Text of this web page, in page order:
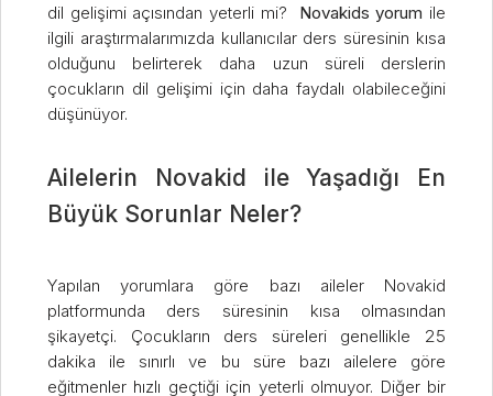
dil gelişimi açısından yeterli mi? Novakids yorum ile
ilgili araştırmalarımızda kullanıcılar ders süresinin kısa
olduğunu belirterek daha uzun süreli derslerin
çocukların dil gelişimi için daha faydalı olabileceğini
düşünüyor.
Ailelerin Novakid ile Yaşadığı En
Büyük Sorunlar Neler?
Yapılan yorumlara göre bazı aileler Novakid
platformunda ders süresinin kısa olmasından
şikayetçi. Çocukların ders süreleri genellikle 25
dakika ile sınırlı ve bu süre bazı ailelere göre
eğitmenler hızlı geçtiği için yeterli olmuyor. Diğer bir